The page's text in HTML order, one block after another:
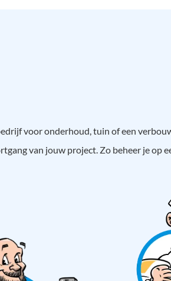
voor onderhoud, tuin of een
van jouw project. Zo beheer je op